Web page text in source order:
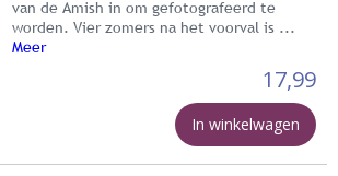
van de Amish in om gefotografeerd te
worden. Vier zomers na het voorval is ...
Meer
17,99
In winkelwagen